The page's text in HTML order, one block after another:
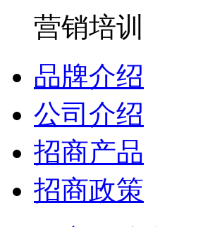
营销培训
品牌介绍
公司介绍
招商产品
招商政策